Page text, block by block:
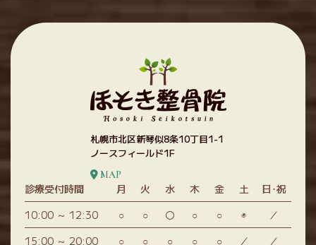
札幌市北区新琴似8条10丁目1-1
ノースフィールド1F
MAP
診療受付時間 月 火 水 木 金 土
日･祝
10:00 ～ 12:30
○ ○ 〇 ○ ○ ◉
／
15:00 ～ 20:00
○ ○ ○ ○ ○ ／ ／